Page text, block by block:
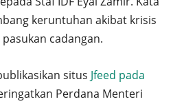
keruntuhan akibat krisis
cadangan.
situs Jfeed pada
Perdana Menteri